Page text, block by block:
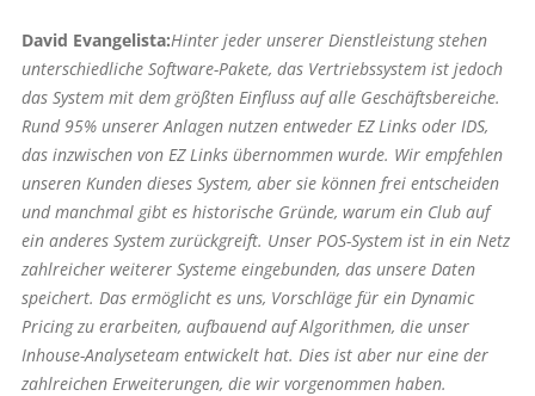
David Evangelista:Hinter jeder unserer Dienstleistung stehen
unterschiedliche Software-Pakete, das Vertriebssystem ist jedoch
das System mit dem größten Einfluss auf alle Geschäftsbereiche.
Rund 95% unserer Anlagen nutzen entweder EZ Links oder IDS,
das inzwischen von EZ Links übernommen wurde. Wir empfehlen
unseren Kunden dieses System, aber sie können frei entscheiden
und manchmal gibt es historische Gründe, warum ein Club auf
ein anderes System zurückgreift. Unser POS-System ist in ein Netz
zahlreicher weiterer Systeme eingebunden, das unsere Daten
speichert. Das ermöglicht es uns, Vorschläge für ein Dynamic
Pricing zu erarbeiten, aufbauend auf Algorithmen, die unser
Inhouse-Analyseteam entwickelt hat. Dies ist aber nur eine der
zahlreichen Erweiterungen, die wir vorgenommen haben.